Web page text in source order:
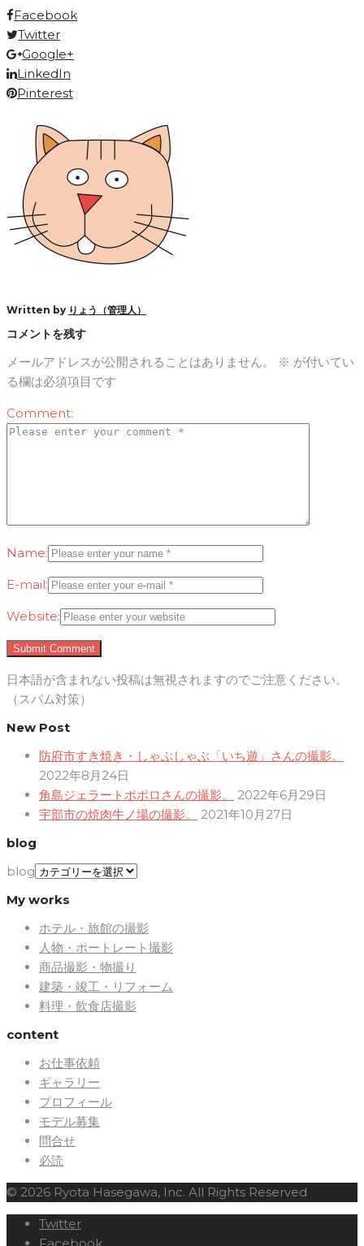
Facebook
Twitter
Google+
LinkedIn
Pinterest
Written by りょう（管理人）
コメントを残す
メールアドレスが公開されることはありません。 ※ が付いてい
る欄は必須項目です
Comment:
Name:
E-mail:
Website:
日本語が含まれない投稿は無視されますのでご注意ください。
（スパム対策）
New Post
防府市すき焼き・しゃぶしゃぶ「いち遊」さんの撮影。
2022年8月24日
角島ジェラートポポロさんの撮影。
2022年6月29日
宇部市の焼肉牛ノ場の撮影。
2021年10月27日
blog
blog
My works
ホテル・旅館の撮影
人物・ポートレート撮影
商品撮影・物撮り
建築・竣工・リフォーム
料理・飲食店撮影
content
お仕事依頼
ギャラリー
プロフィール
モデル募集
問合せ
必読
© 2026 Ryota Hasegawa, Inc. All Rights Reserved
Twitter
Facebook